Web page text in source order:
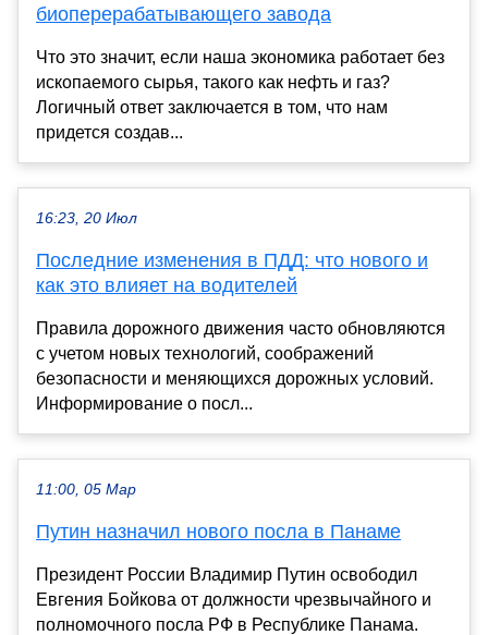
биоперерабатывающего завода
Что это значит, если наша экономика работает без
ископаемого сырья, такого как нефть и газ?
Логичный ответ заключается в том, что нам
придется создав...
16:23, 20 Июл
Последние изменения в ПДД: что нового и
как это влияет на водителей
Правила дорожного движения часто обновляются
с учетом новых технологий, соображений
безопасности и меняющихся дорожных условий.
Информирование о посл...
11:00, 05 Мар
Путин назначил нового посла в Панаме
Президент России Владимир Путин освободил
Евгения Бойкова от должности чрезвычайного и
полномочного посла РФ в Республике Панама.